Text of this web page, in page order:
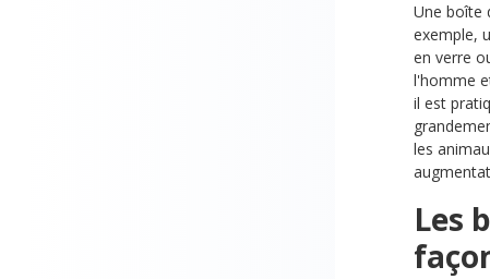
Une boîte
exemple,
en verre
l'homme
il est
les
Les